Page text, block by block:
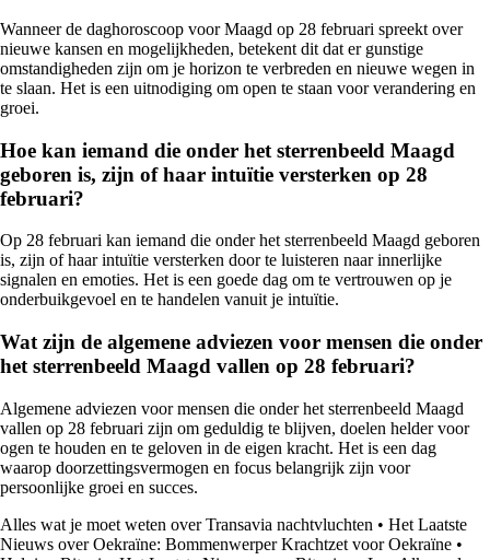
Wanneer de daghoroscoop voor Maagd op 28 februari spreekt over
nieuwe kansen en mogelijkheden, betekent dit dat er gunstige
omstandigheden zijn om je horizon te verbreden en nieuwe wegen in
te slaan. Het is een uitnodiging om open te staan voor verandering en
groei.
Hoe kan iemand die onder het sterrenbeeld Maagd
geboren is, zijn of haar intuïtie versterken op 28
februari?
Op 28 februari kan iemand die onder het sterrenbeeld Maagd geboren
is, zijn of haar intuïtie versterken door te luisteren naar innerlijke
signalen en emoties. Het is een goede dag om te vertrouwen op je
onderbuikgevoel en te handelen vanuit je intuïtie.
Wat zijn de algemene adviezen voor mensen die onder
het sterrenbeeld Maagd vallen op 28 februari?
Algemene adviezen voor mensen die onder het sterrenbeeld Maagd
vallen op 28 februari zijn om geduldig te blijven, doelen helder voor
ogen te houden en te geloven in de eigen kracht. Het is een dag
waarop doorzettingsvermogen en focus belangrijk zijn voor
persoonlijke groei en succes.
Alles wat je moet weten over Transavia nachtvluchten • Het Laatste
Nieuws over Oekraïne: Bommenwerper Krachtzet voor Oekraïne •